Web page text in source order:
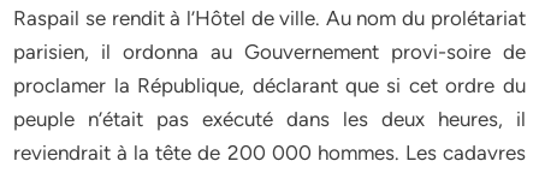
Raspail se rendit à l’Hôtel de ville. Au nom du prolétariat
parisien, il ordonna au Gouvernement provi-soire de
proclamer la République, déclarant que si cet ordre du
peuple n’était pas exécuté dans les deux heures, il
reviendrait à la tête de 200 000 hommes. Les cadavres